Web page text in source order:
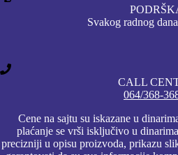
Svakog radnog
CALL
064/368-
Cene na sajtu su iskazane u
plaćanje se vrši isključivo u
precizniji u opisu proizvoda, prikazu